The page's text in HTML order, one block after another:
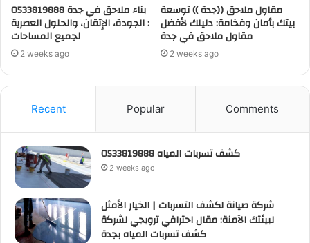
بناء ملاحق في جدة 0533819888
: الجودة، الإتقان، والحلول العصرية
لجميع المساحات
2 weeks ago
مقاول ملاحق ((جدة )) توسعة
بيتك بأمان وفخامة: دليلك لأفضل
مقاول ملاحق في جدة
2 weeks ago
Recent Popular Comments
كشف تسربات المياه 0533819888
2 weeks ago
شركة صيانة لكشف التسربات | الخيار الأمثل
لبيئتك الآمنة: مقال احترافي ترويجي لشركة
كشف تسربات المياه بجدة